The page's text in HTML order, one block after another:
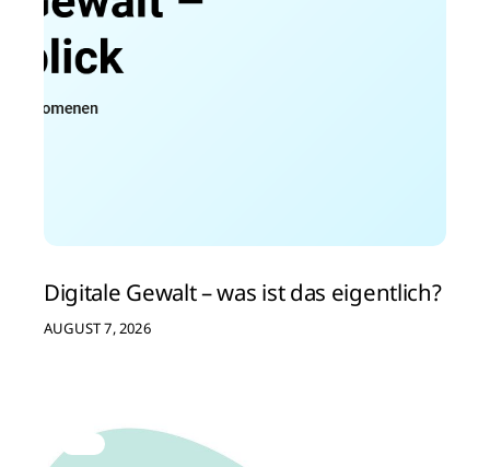
Digitale Gewalt – was ist das eigentlich?
AUGUST 7, 2026